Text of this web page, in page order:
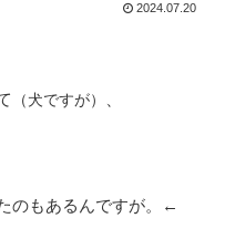
2024.07.20
（犬ですが）
のもあるんですが。←